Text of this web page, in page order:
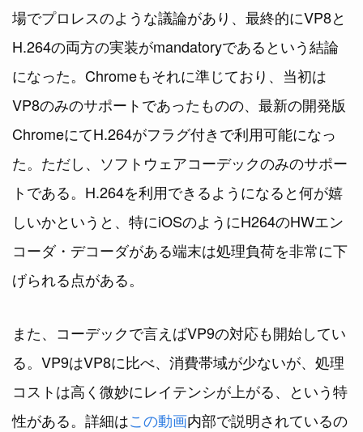
場でプロレスのような議論があり、最終的にVP8と
H.264の両方の実装がmandatoryであるという結論
になった。Chromeもそれに準じており、当初は
VP8のみのサポートであったものの、最新の開発版
ChromeにてH.264がフラグ付きで利用可能になっ
た。ただし、ソフトウェアコーデックのみのサポー
トである。H.264を利用できるようになると何が嬉
しいかというと、特にiOSのようにH264のHWエン
コーダ・デコーダがある端末は処理負荷を非常に下
げられる点がある。
また、コーデックで言えばVP9の対応も開始してい
る。VP9はVP8に比べ、消費帯域が少ないが、処理
コストは高く微妙にレイテンシが上がる、という特
性がある。詳細はこの動画内部で説明されているの